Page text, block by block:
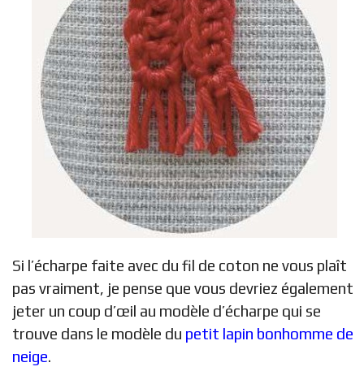
Si l’écharpe faite avec du fil de coton ne vous plaît
pas vraiment, je pense que vous devriez également
jeter un coup d’œil au modèle d’écharpe qui se
trouve dans le modèle du petit lapin bonhomme de
neige.